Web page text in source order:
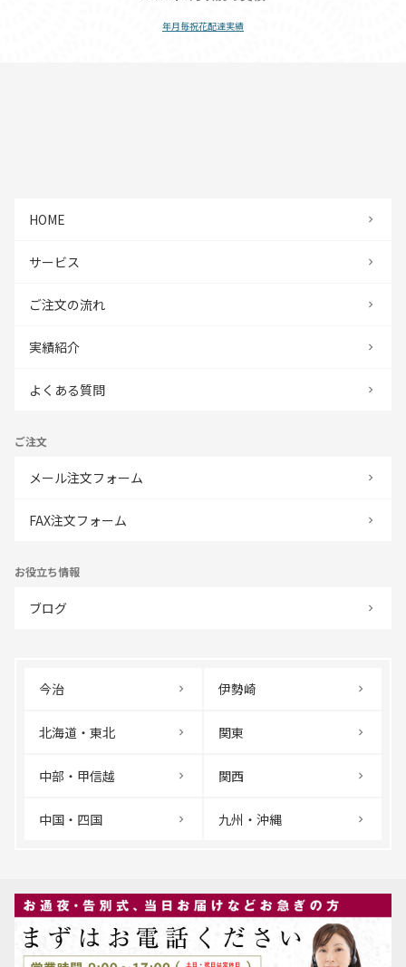
年月毎祝花配達実績
HOME
サービス
ご注文の流れ
実績紹介
よくある質問
ご注文
メール注文フォーム
FAX注文フォーム
お役立ち情報
ブログ
今治 伊勢崎
北海道・東北 関東
中部・甲信越 関西
中国・四国 九州・沖縄